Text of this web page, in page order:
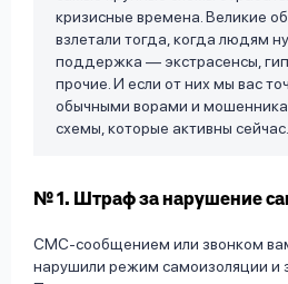
кризисные времена. Великие
взлетали тогда, когда людям
поддержка — экстрасенсы,
прочие. И если от них мы вас
обычными ворами и
схемы, которые активны сейчас.
№ 1. Штраф за нарушение
СМС-сообщением или звонком
нарушили режим самоизоляции и
Войти под другим номером